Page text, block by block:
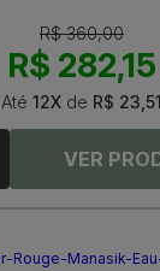
R$ 360,00
R$ 282,15
Até 12X de R$ 23,51